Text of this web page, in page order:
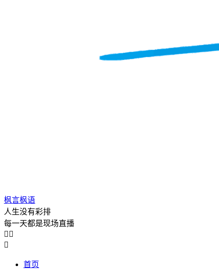
枫言枫语
人生没有彩排
每一天都是现场直播
 

首页